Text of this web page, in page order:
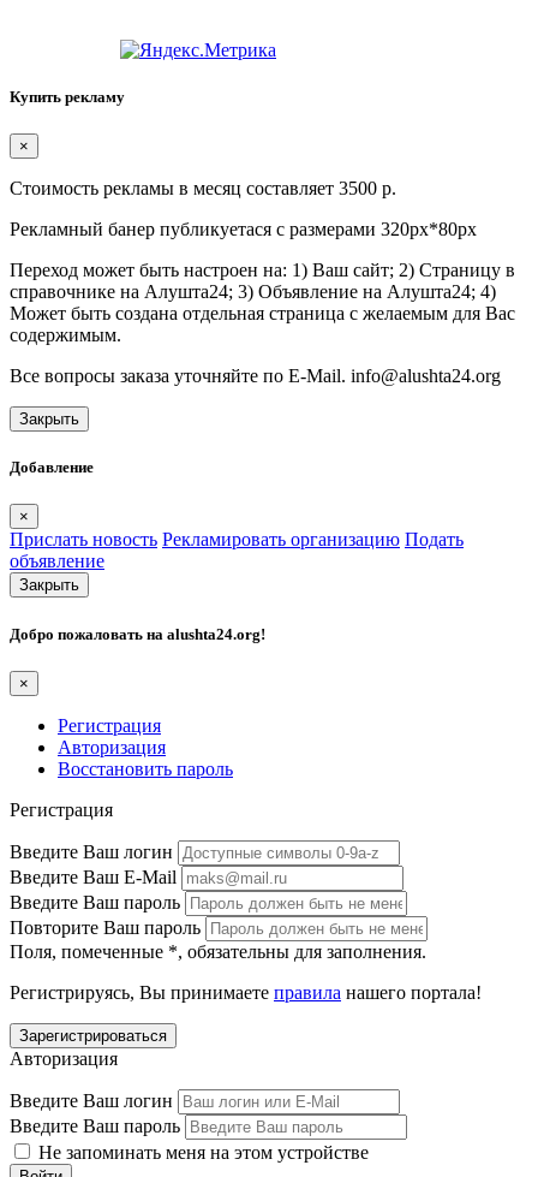
Купить рекламу
×
Стоимость рекламы в месяц составляет 3500 р.
Рекламный банер публикуетася с размерами 320px*80px
Переход может быть настроен на: 1) Ваш сайт; 2) Страницу в
справочнике на Алушта24; 3) Объявление на Алушта24; 4)
Может быть создана отдельная страница с желаемым для Вас
содержимым.
Все вопросы заказа уточняйте по E-Mail. info@alushta24.org
Закрыть
Добавление
×
Прислать новость Рекламировать организацию Подать
объявление
Закрыть
Добро пожаловать на alushta24.org!
×
Регистрация
Авторизация
Восстановить пароль
Регистрация
Введите Ваш логин
Введите Ваш E-Mail
Введите Ваш пароль
Повторите Ваш пароль
Поля, помеченные *, обязательны для заполнения.
Регистрируясь, Вы принимаете правила нашего портала!
Авторизация
Введите Ваш логин
Введите Ваш пароль
Не запоминать меня на этом устройстве